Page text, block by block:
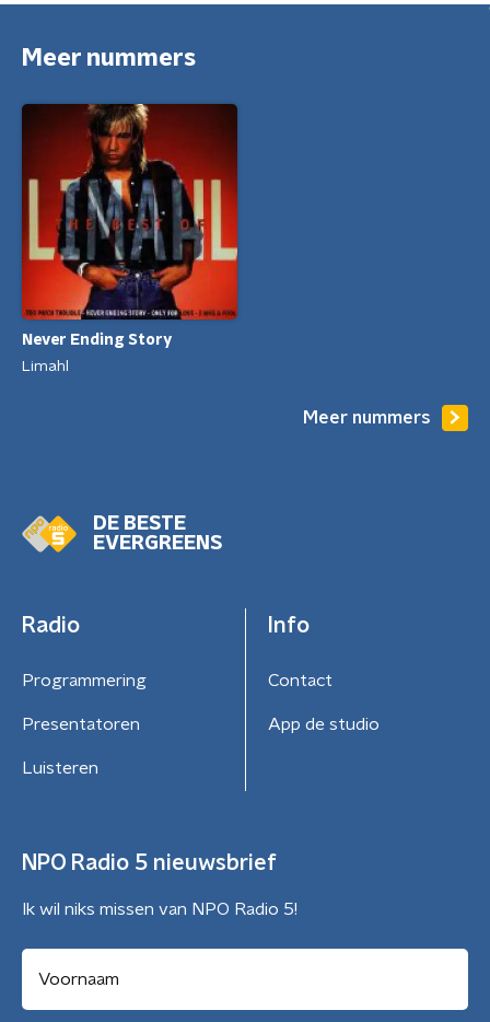
Meer nummers
Never Ending Story
Limahl
Meer nummers
DE BESTE
EVERGREENS
Radio
Programmering
Presentatoren
Luisteren
Info
Contact
App de studio
NPO Radio 5 nieuwsbrief
Ik wil niks missen van NPO Radio 5!